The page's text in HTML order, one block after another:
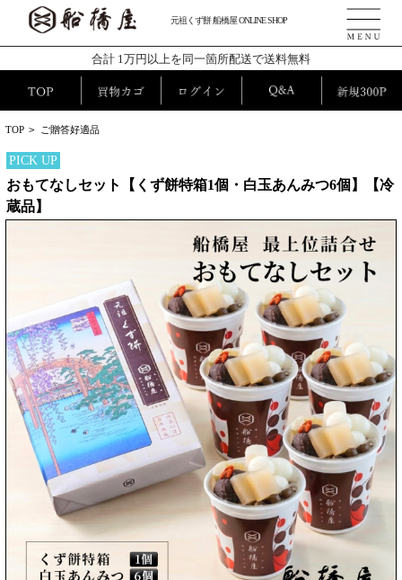
元祖くず餅 船橋屋 ONLINE SHOP
合計 1万円以上を同一箇所配送で送料無料
TOP > ご贈答好適品
PICK UP
おもてなしセット【くず餅特箱1個・白玉あんみつ6個】【冷
蔵品】